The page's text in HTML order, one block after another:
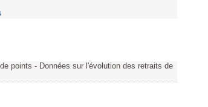
points - Données sur l'évolution des retraits de